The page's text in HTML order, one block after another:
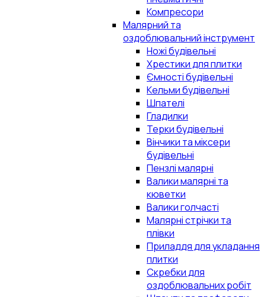
Компресори
Малярний та
оздоблювальний інструмент
Ножі будівельні
Хрестики для плитки
Ємності будівельні
Кельми будівельні
Шпателі
Гладилки
Терки будівельні
Вінчики та міксери
будівельні
Пензлі малярні
Валики малярні та
кюветки
Валики голчасті
Малярні стрічки та
плівки
Приладдя для укладання
плитки
Скребки для
оздоблювальних робіт